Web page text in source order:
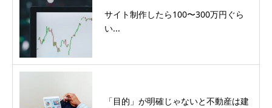
サイト制作したら100〜300万円ぐら
い...
「目的」が明確じゃないと不動産は建